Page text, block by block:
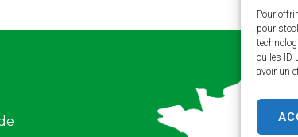
Pour
pour
ou les ID
avoir un